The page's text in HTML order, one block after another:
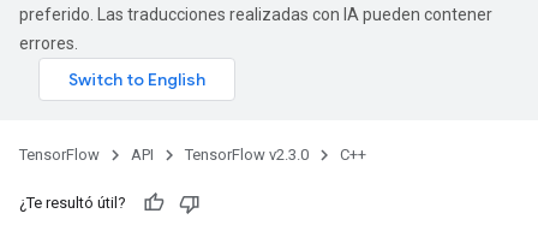
preferido. Las traducciones realizadas con IA pueden contener
errores.
TensorFlow API TensorFlow v2.3.0 C++
¿Te resultó útil?